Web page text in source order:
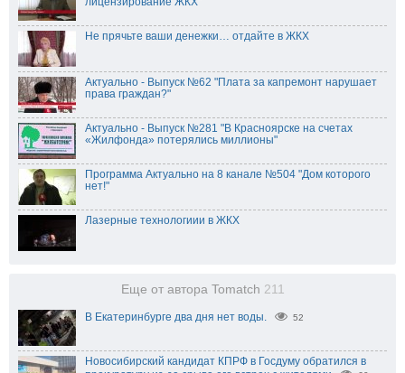
Не прячьте ваши денежки… отдайте в ЖКХ
Актуально - Выпуск №62 "Плата за капремонт нарушает
права граждан?"
Актуально - Выпуск №281 "В Красноярске на счетах
«Жилфонда» потерялись миллионы"
Программа Актуально на 8 канале №504 "Дом которого
нет!"
Лазерные технологиии в ЖКХ
Еще от автора Tomatch 211
В Екатеринбурге два дня нет воды. 52
Новосибирский кандидат КПРФ в Госдуму обратился в